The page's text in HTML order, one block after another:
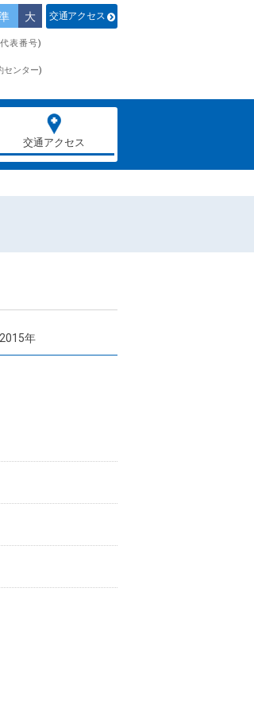
交通アクセス
大
表番号)
センター)
交通アクセス
2015年